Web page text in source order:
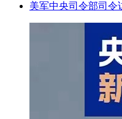
美军中央司令部司令